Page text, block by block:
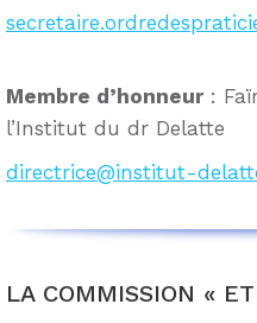
Membre d’honneur :
l’Institut du dr Delatte
directrice@institut-
LA COMMISSION «